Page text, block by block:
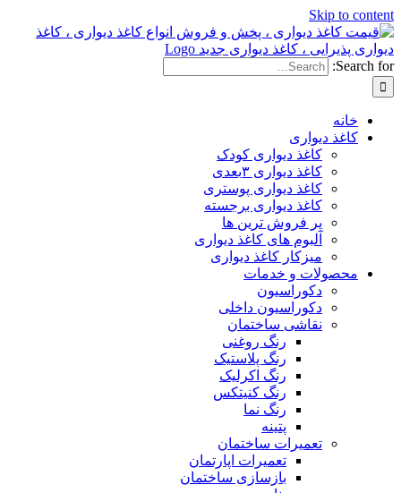
کاغذ دیواری کودک
کاغذ دیواری ۳بعدی
کاغذ دیواری پوستری
کاغذ دیواری برجسته
پر فروش ترین ها
آلبوم های کاغذ دیواری
میزکار کاغذ دیواری
و خدمات
دکوراسیون
دکوراسیون داخلی
نقاشی ساختمان
رنگ روغنی
رنگ پلاستیک
رنگ اکرلیک
رنگ کنیتکس
تعمیرات ساختمان
تعمیرات اپارتمان
بازسازی ساختمان